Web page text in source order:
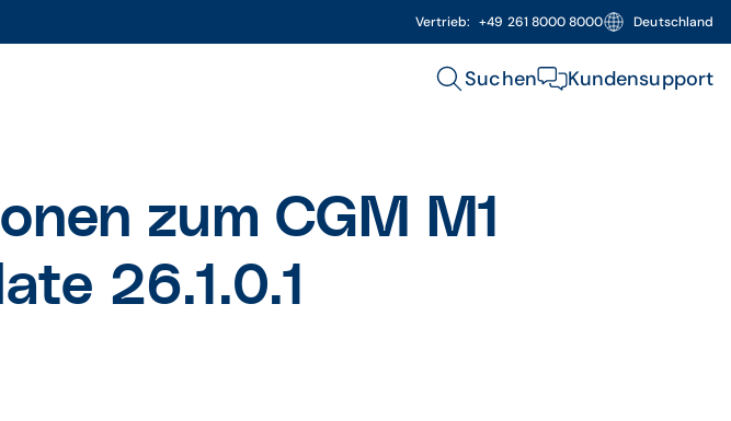
Vertrieb: +49 261 8000 8000 Deutschland
Suchen Kundensupport
zum CGM M1
26.1.0.1